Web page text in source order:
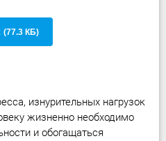
(77.3 КБ)
изнурительных нагрузок
жизненно необходимо
и обогащаться